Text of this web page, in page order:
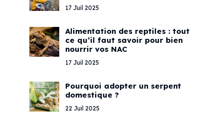
17 Juil 2025
Alimentation des reptiles : tout
ce qu’il faut savoir pour bien
nourrir vos NAC
17 Juil 2025
Pourquoi adopter un serpent
domestique ?
22 Juil 2025